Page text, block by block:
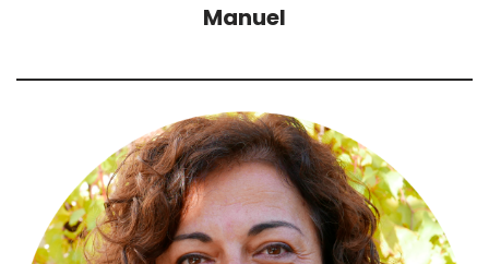
Manuel